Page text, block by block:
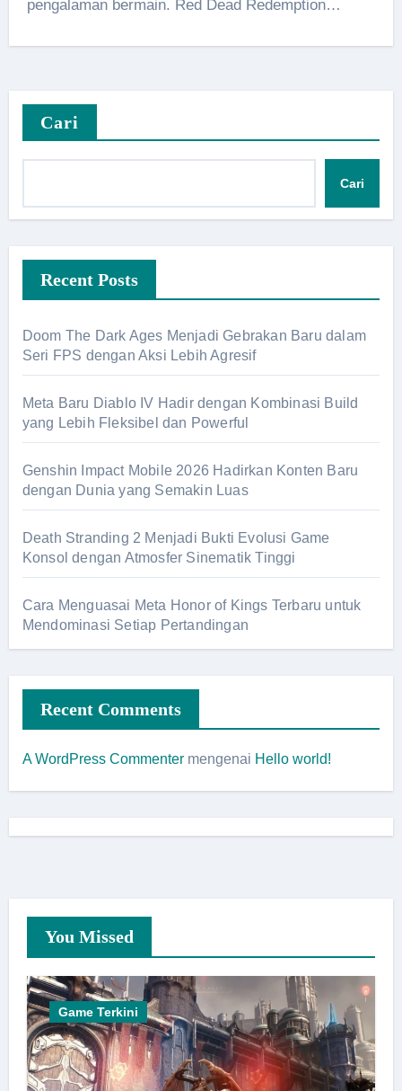
pengalaman bermain. Red Dead Redemption…
Cari
Cari
Recent Posts
Doom The Dark Ages Menjadi Gebrakan Baru dalam
Seri FPS dengan Aksi Lebih Agresif
Meta Baru Diablo IV Hadir dengan Kombinasi Build
yang Lebih Fleksibel dan Powerful
Genshin Impact Mobile 2026 Hadirkan Konten Baru
dengan Dunia yang Semakin Luas
Death Stranding 2 Menjadi Bukti Evolusi Game
Konsol dengan Atmosfer Sinematik Tinggi
Cara Menguasai Meta Honor of Kings Terbaru untuk
Mendominasi Setiap Pertandingan
Recent Comments
A WordPress Commentermengenai Hello world!
You Missed
Game Terkini